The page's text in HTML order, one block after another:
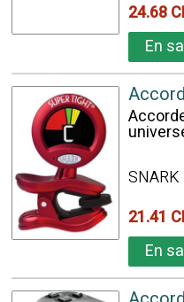
24.68
En
SNARK
21.41
En